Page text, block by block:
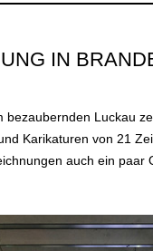
IN
bezaubernden Luckau
Karikaturen von 21
auch ein paar